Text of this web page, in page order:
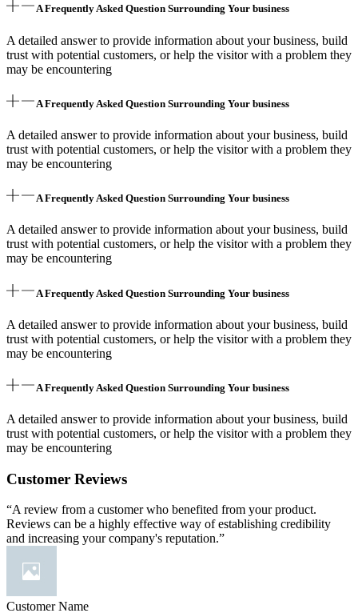
A Frequently Asked Question Surrounding Your business
A detailed answer to provide information about your business, build
trust with potential customers, or help the visitor with a problem they
may be encountering
A Frequently Asked Question Surrounding Your business
A detailed answer to provide information about your business, build
trust with potential customers, or help the visitor with a problem they
may be encountering
A Frequently Asked Question Surrounding Your business
A detailed answer to provide information about your business, build
trust with potential customers, or help the visitor with a problem they
may be encountering
A Frequently Asked Question Surrounding Your business
A detailed answer to provide information about your business, build
trust with potential customers, or help the visitor with a problem they
may be encountering
A Frequently Asked Question Surrounding Your business
A detailed answer to provide information about your business, build
trust with potential customers, or help the visitor with a problem they
may be encountering
Customer Reviews
“A review from a customer who benefited from your product.
Reviews can be a highly effective way of establishing credibility
and increasing your company's reputation.”
Customer Name